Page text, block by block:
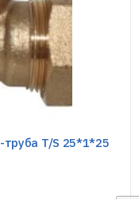
труба T/S 25*1*25